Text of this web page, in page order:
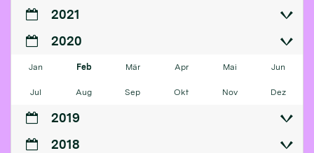
2021
2020
Jan Feb Mär Apr Mai Jun
Jul Aug Sep Okt Nov Dez
2019
2018